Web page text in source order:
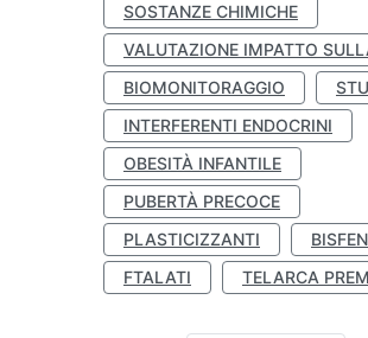
SOSTANZE CHIMICHE
VALUTAZIONE IMPATTO
BIOMONITORAGGIO
INTERFERENTI ENDOCRINI
OBESITÀ INFANTILE
PUBERTÀ PRECOCE
PLASTICIZZANTI
FTALATI
TELARCA